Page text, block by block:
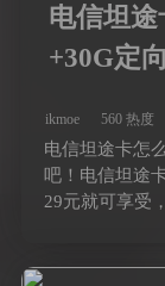
电信坦途
+30G定
ikmoe 560 热度
电信坦途卡怎
吧！电信坦途
29元就可享受